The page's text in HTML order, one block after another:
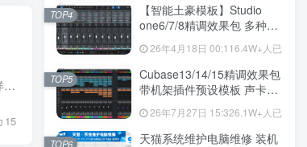
KONTAKT 7.8 + | 2024.03.08 | 188 MB Note 版本 1.0.6 2024-03-07修复动态和三和弦混合控件不报告它们的值。 详细介绍 免费声乐乐器 通过自己指挥观众合唱团，重温雅各布·科利尔（Jacob Colli...
15
【智能土豪模板】Studio
one6/7/8精调效果包 多种效
带插件全套文件
26年4月18日 00:116.4W+人已阅读
TOP4
Cubase13/14/15精调效果包
带机架插件预设模板 声卡调
26年7月27日 15:326.1W+人已阅读
TOP5
天猫系统维护电脑维修 装机
TOP6